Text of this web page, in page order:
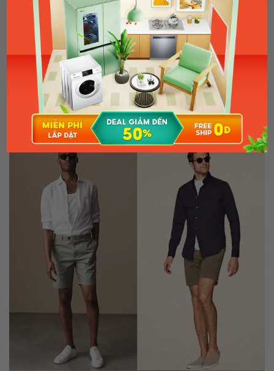
Những chiếc quần short nam vải đũi cũng là lựa chọn không thể bỏ qua với
style lịch sự, trang trọng.